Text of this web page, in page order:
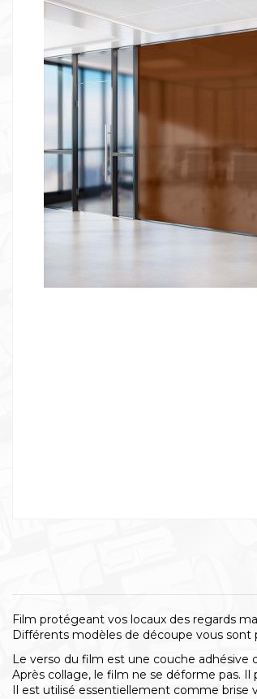
Film protégeant vos locaux des regards
Différents modèles de découpe vous sont
Le verso du film est une couche adhésive
Après collage, le film ne se déforme pas.
Il est utilisé essentiellement comme brise